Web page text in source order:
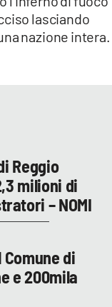
lasciando
nazione intera.
Reggio
milioni di
– NOMI
di
e 200mila